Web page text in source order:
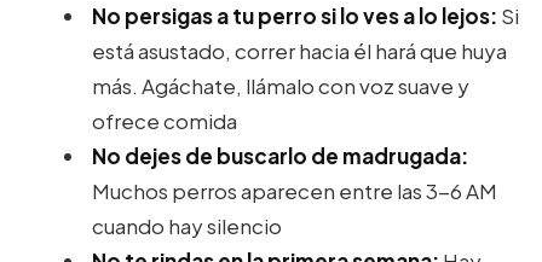
No persigas a tu perro si lo ves a lo lejos: Si
está asustado, correr hacia él hará que huya
más. Agáchate, llámalo con voz suave y
ofrece comida
No dejes de buscarlo de madrugada:
Muchos perros aparecen entre las 3-6 AM
cuando hay silencio